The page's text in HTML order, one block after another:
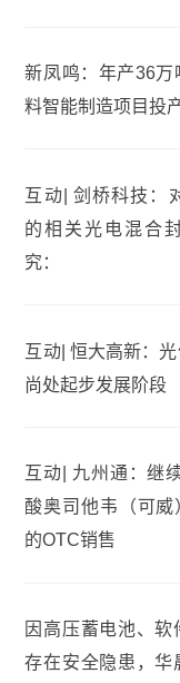
新凤鸣：年产36万
料智能制造项目投
互动| 剑桥科技：
的相关光电混合
究：
互动| 恒大高新：
尚处起步发展阶段
互动| 九州通：继
酸奥司他韦（可威
的OTC销售
因高压蓄电池、
存在安全隐患，华